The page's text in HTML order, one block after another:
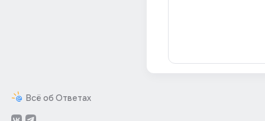
Всё об Ответах